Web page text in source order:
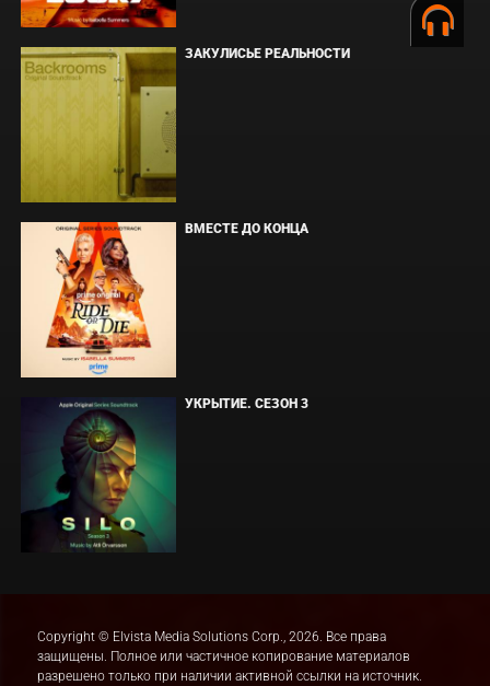
ЗАКУЛИСЬЕ РЕАЛЬНОСТИ
ВМЕСТЕ ДО КОНЦА
УКРЫТИЕ. СЕЗОН 3
Copyright © Elvista Media Solutions Corp., 2026. Все права
защищены. Полное или частичное копирование материалов
разрешено только при наличии активной ссылки на источник.